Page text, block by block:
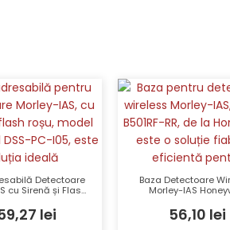
Detectoare
cu Sirenă și Flash
IP21C, 32 Tonuri,
uri Roșiilei
Baza Detectoare
Morley-IAS
56,10 lei